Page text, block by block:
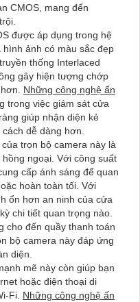
CMOS, mang đến
được áp dụng trong hệ
ảnh có màu sắc đẹp
thống Interlaced
gây hiện tượng chớp
Những công nghệ ấn
trong việc giám sát cửa
giúp nhận diện kẻ
dễ dàng hơn.
trọn bộ camera này là
ngoại. Với công suất
cấp ánh sáng để quan
hoàn toàn tối. Với
ổn hơn an ninh của cửa
chi tiết quan trọng nào.
cho đến quầy thanh toán
bộ camera này đáp ứng
diện.
mẽ này còn giúp bạn
hoặc điện thoại di
Fi. Những công nghệ ấn